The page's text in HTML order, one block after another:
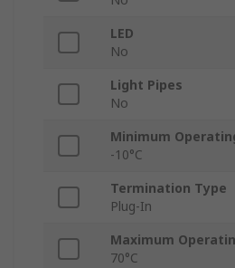
LED
No
Light Pipes
No
Minimum
-10°C
Termination Type
Plug-In
Maximum
70°C